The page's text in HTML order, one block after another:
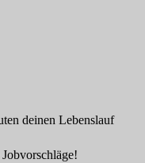
deinen Lebenslauf